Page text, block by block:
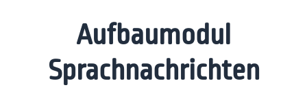
Aufbaumodul
Sprachnachrichten